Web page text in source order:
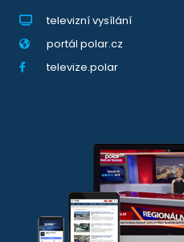
televizní vysílání
portál polar.cz
televize.polar